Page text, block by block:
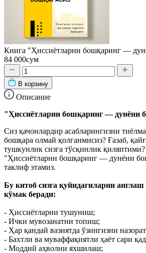
Книга "Ҳиссиётларни бошқаринг —
84 000сум
В корзину
Описание
"Ҳиссиётларни бошқаринг — дунёни
Сиз қачонлардир асабларингизни
бошқара олмай қолганмисиз? Ғазаб,
тушкунлик сизга тўсқинлик қиляптими?
"Ҳиссиётларни бошқаринг — дунёни
таклиф этамиз.
Бу китоб сизга қуйидагиларни
кўмак беради:
- Ҳиссиётларни тушуниш;
- Ички мувозанатни топиш;
- Ҳар қандай вазиятда ўзингизни
- Бахтли ва муваффақиятли ҳаёт сари
- Моддий аҳволни яхшилаш;